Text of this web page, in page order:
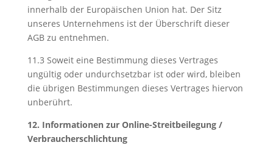
innerhalb der Europäischen Union hat. Der Sitz
unseres Unternehmens ist der Überschrift dieser
AGB zu entnehmen.
11.3 Soweit eine Bestimmung dieses Vertrages
ungültig oder undurchsetzbar ist oder wird, bleiben
die übrigen Bestimmungen dieses Vertrages hiervon
unberührt.
12. Informationen zur Online-Streitbeilegung /
Verbraucherschlichtung